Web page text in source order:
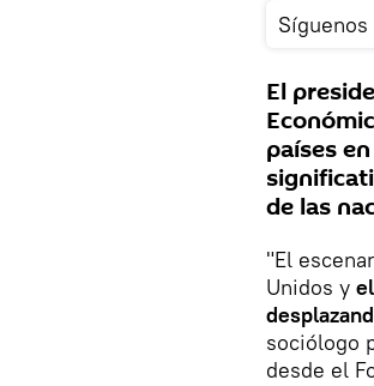
Síguenos
El
países
de las
"El
Unidos y
sociólogo
desde el